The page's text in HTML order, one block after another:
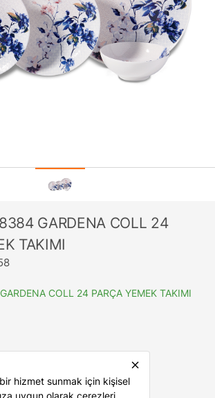
GARDENA COLL 24
TAKIMI
COLL 24 PARÇA YEMEK TAKIMI
close
hizmet sunmak için kişisel
uygun olarak çerezleri